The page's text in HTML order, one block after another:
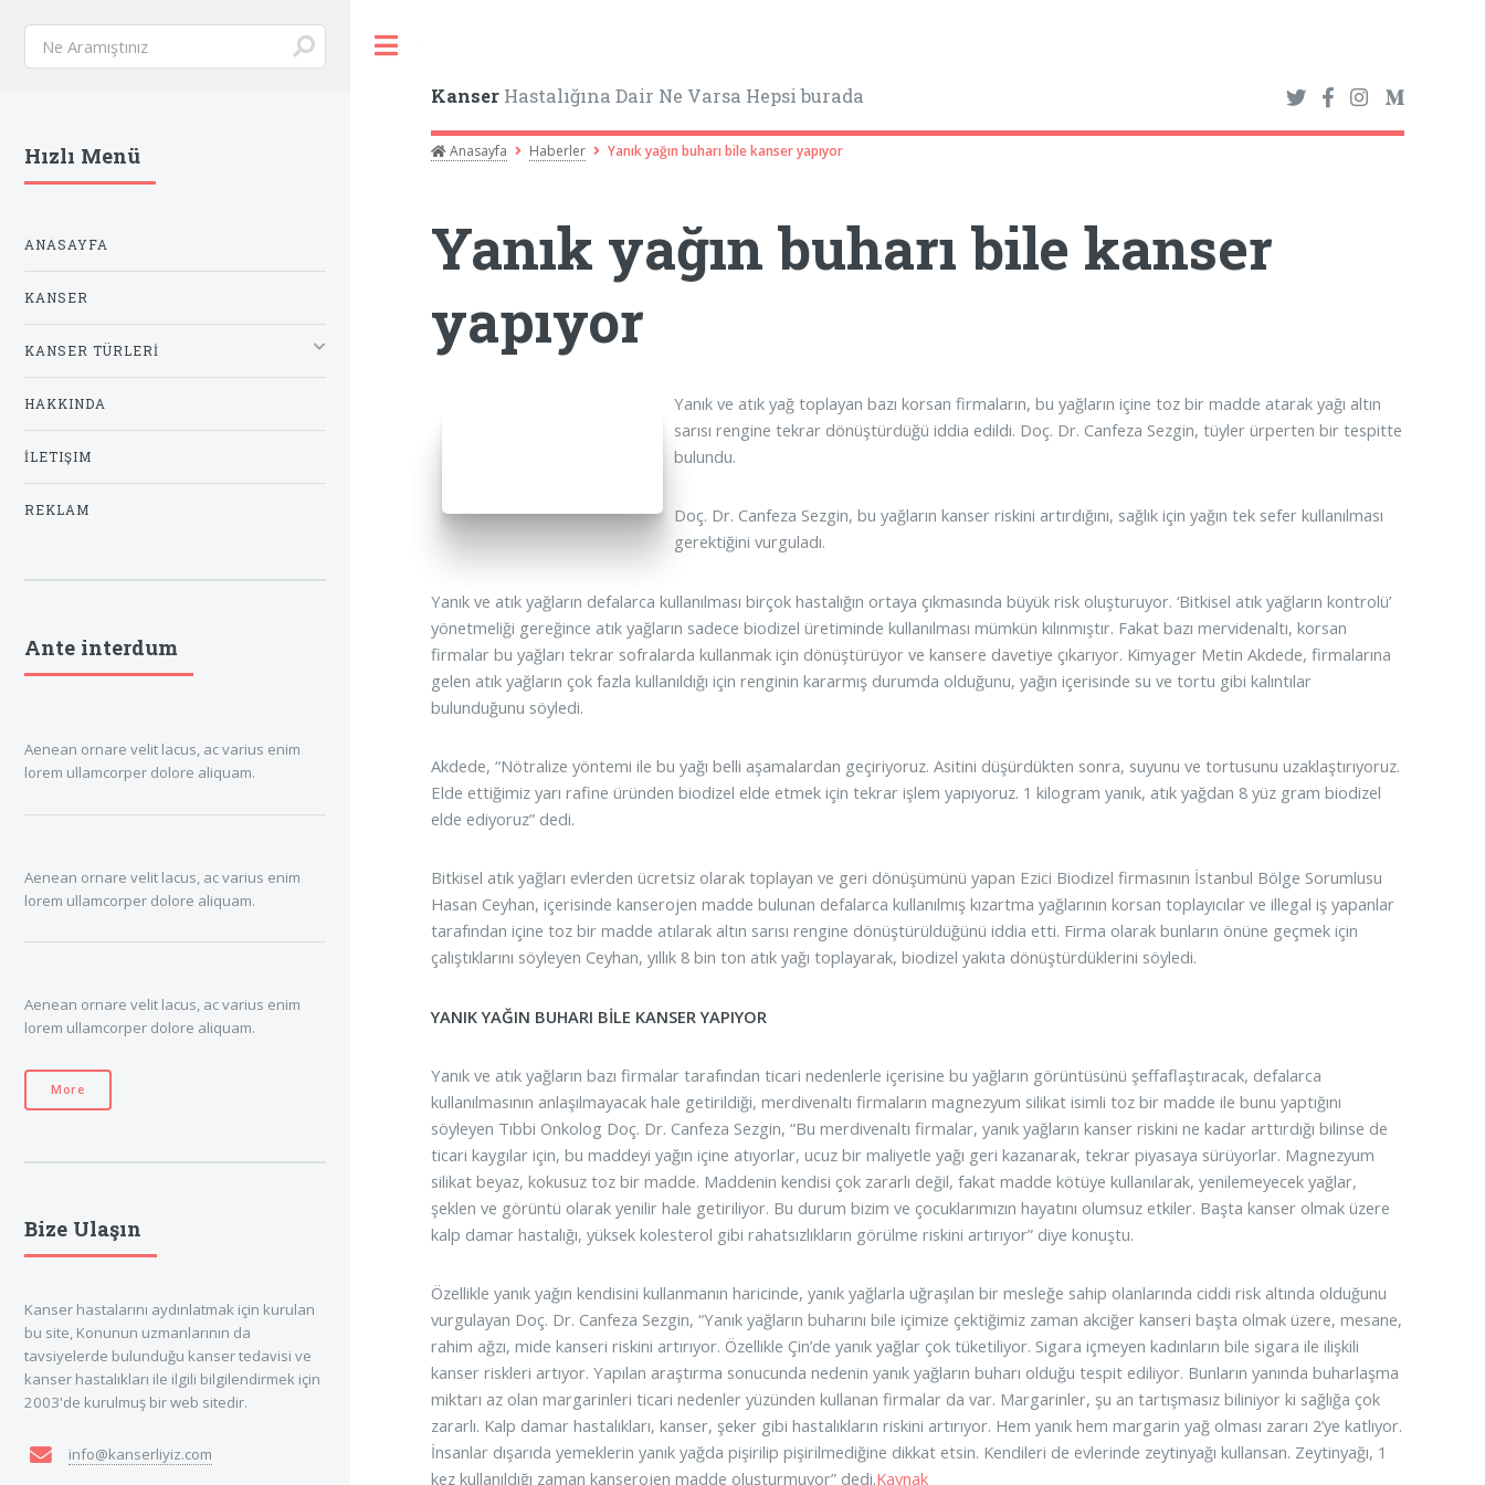
Kanser Hastalığına Dair Ne Varsa Hepsi burada
Anasayfa Haberler Yanık yağın buharı bile kanser yapıyor
Yanık yağın buharı bile kanser
yapıyor
Yanık ve atık yağ toplayan bazı korsan firmaların, bu yağların içine toz bir madde atarak yağı altın
sarısı rengine tekrar dönüştürdüğü iddia edildi. Doç. Dr. Canfeza Sezgin, tüyler ürperten bir tespitte
bulundu.
Doç. Dr. Canfeza Sezgin, bu yağların kanser riskini artırdığını, sağlık için yağın tek sefer kullanılması
gerektiğini vurguladı.
Yanık ve atık yağların defalarca kullanılması birçok hastalığın ortaya çıkmasında büyük risk oluşturuyor. ‘Bitkisel atık yağların kontrolü’
yönetmeliği gereğince atık yağların sadece biodizel üretiminde kullanılması mümkün kılınmıştır. Fakat bazı mervidenaltı, korsan
firmalar bu yağları tekrar sofralarda kullanmak için dönüştürüyor ve kansere davetiye çıkarıyor. Kimyager Metin Akdede, firmalarına
gelen atık yağların çok fazla kullanıldığı için renginin kararmış durumda olduğunu, yağın içerisinde su ve tortu gibi kalıntılar
bulunduğunu söyledi.
Akdede, “Nötralize yöntemi ile bu yağı belli aşamalardan geçiriyoruz. Asitini düşürdükten sonra, suyunu ve tortusunu uzaklaştırıyoruz.
Elde ettiğimiz yarı rafine üründen biodizel elde etmek için tekrar işlem yapıyoruz. 1 kilogram yanık, atık yağdan 8 yüz gram biodizel
elde ediyoruz” dedi.
Bitkisel atık yağları evlerden ücretsiz olarak toplayan ve geri dönüşümünü yapan Ezici Biodizel firmasının İstanbul Bölge Sorumlusu
Hasan Ceyhan, içerisinde kanserojen madde bulunan defalarca kullanılmış kızartma yağlarının korsan toplayıcılar ve illegal iş yapanlar
tarafından içine toz bir madde atılarak altın sarısı rengine dönüştürüldüğünü iddia etti. Firma olarak bunların önüne geçmek için
çalıştıklarını söyleyen Ceyhan, yıllık 8 bin ton atık yağı toplayarak, biodizel yakıta dönüştürdüklerini söyledi.
YANIK YAĞIN BUHARI BİLE KANSER YAPIYOR
Yanık ve atık yağların bazı firmalar tarafından ticari nedenlerle içerisine bu yağların görüntüsünü şeffaflaştıracak, defalarca
kullanılmasının anlaşılmayacak hale getirildiği, merdivenaltı firmaların magnezyum silikat isimli toz bir madde ile bunu yaptığını
söyleyen Tıbbi Onkolog Doç. Dr. Canfeza Sezgin, “Bu merdivenaltı firmalar, yanık yağların kanser riskini ne kadar arttırdığı bilinse de
ticari kaygılar için, bu maddeyi yağın içine atıyorlar, ucuz bir maliyetle yağı geri kazanarak, tekrar piyasaya sürüyorlar. Magnezyum
silikat beyaz, kokusuz toz bir madde. Maddenin kendisi çok zararlı değil, fakat madde kötüye kullanılarak, yenilemeyecek yağlar,
şeklen ve görüntü olarak yenilir hale getiriliyor. Bu durum bizim ve çocuklarımızın hayatını olumsuz etkiler. Başta kanser olmak üzere
kalp damar hastalığı, yüksek kolesterol gibi rahatsızlıkların görülme riskini artırıyor” diye konuştu.
Özellikle yanık yağın kendisini kullanmanın haricinde, yanık yağlarla uğraşılan bir mesleğe sahip olanlarında ciddi risk altında olduğunu
vurgulayan Doç. Dr. Canfeza Sezgin, “Yanık yağların buharını bile içimize çektiğimiz zaman akciğer kanseri başta olmak üzere, mesane,
rahim ağzı, mide kanseri riskini artırıyor. Özellikle Çin’de yanık yağlar çok tüketiliyor. Sigara içmeyen kadınların bile sigara ile ilişkili
kanser riskleri artıyor. Yapılan araştırma sonucunda nedenin yanık yağların buharı olduğu tespit ediliyor. Bunların yanında buharlaşma
miktarı az olan margarinleri ticari nedenler yüzünden kullanan firmalar da var. Margarinler, şu an tartışmasız biliniyor ki sağlığa çok
zararlı. Kalp damar hastalıkları, kanser, şeker gibi hastalıkların riskini artırıyor. Hem yanık hem margarin yağ olması zararı 2’ye katlıyor.
İnsanlar dışarıda yemeklerin yanık yağda pişirilip pişirilmediğine dikkat etsin. Kendileri de evlerinde zeytinyağı kullansan. Zeytinyağı, 1
kez kullanıldığı zaman kanserojen madde oluşturmuyor” dedi.Kaynak
Hızlı Menü
ANASAYFA
KANSER
KANSER TÜRLERİ
HAKKINDA
İLETIŞIM
REKLAM
Ante interdum
Aenean ornare velit lacus, ac varius enim
lorem ullamcorper dolore aliquam.
Aenean ornare velit lacus, ac varius enim
lorem ullamcorper dolore aliquam.
Aenean ornare velit lacus, ac varius enim
lorem ullamcorper dolore aliquam.
More
Bize Ulaşın
Kanser hastalarını aydınlatmak için kurulan
bu site, Konunun uzmanlarının da
tavsiyelerde bulunduğu kanser tedavisi ve
kanser hastalıkları ile ilgili bilgilendirmek için
2003'de kurulmuş bir web sitedir.
info@kanserliyiz.com